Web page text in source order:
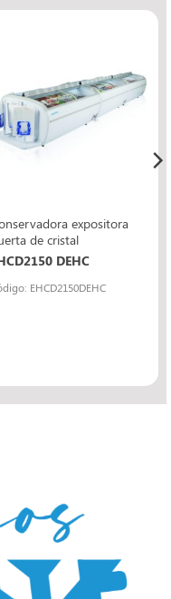
expositora
de cristal
DEHC
EHCD2150DEHC